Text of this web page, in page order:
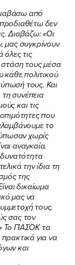
από
δεν
Διαβάζω: «Οι
μας συγκρίνουν
όλες τις
στάση τους μέσα
κάθε πολιτικού
τους. Και
τη συνέπεια
και τις
που
το
χωρίς
αναγκαία.
δυνατότητα
την ίδια τη
της
δικαίωμα
μας να
τους.
σας τον
Το ΠΑΣΟΚ τα
για να
και